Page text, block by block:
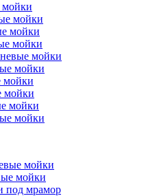
мойки
мойки
мойки
мойки
мойки
мойки
мойки
мойки
мойки
мойки
мойки
мойки
под мрамор